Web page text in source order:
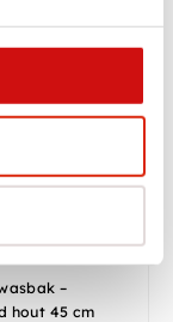
–
hout 45 cm